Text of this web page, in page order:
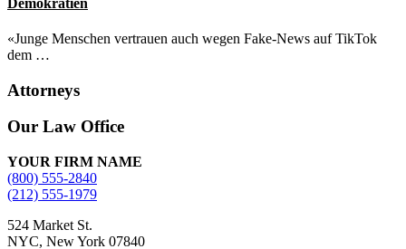
«Junge Menschen vertrauen auch wegen Fake-News auf TikTok
dem …
Attorneys
Site
Footer
Our Law Office
YOUR FIRM NAME
(800) 555-2840
(212) 555-1979
524 Market St.
NYC, New York 07840